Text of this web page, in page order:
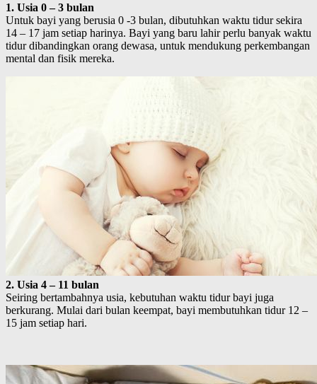
1. Usia 0 – 3 bulan
Untuk bayi yang berusia 0 -3 bulan, dibutuhkan waktu tidur sekira
14 – 17 jam setiap harinya. Bayi yang baru lahir perlu banyak waktu
tidur dibandingkan orang dewasa, untuk mendukung perkembangan
mental dan fisik mereka.
2. Usia 4 – 11 bulan
Seiring bertambahnya usia, kebutuhan waktu tidur bayi juga
berkurang. Mulai dari bulan keempat, bayi membutuhkan tidur 12 –
15 jam setiap hari.